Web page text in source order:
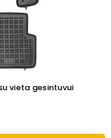
vieta gesintuvui